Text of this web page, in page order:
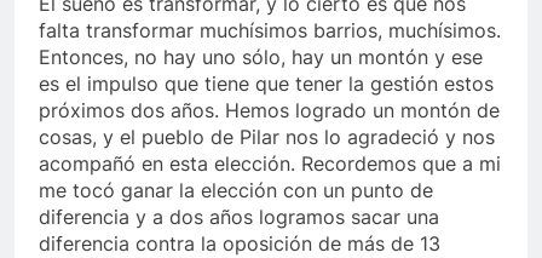
falta transformar muchísimos barrios, muchísimos.
Entonces, no hay uno sólo, hay un montón y ese
es el impulso que tiene que tener la gestión estos
próximos dos años. Hemos logrado un montón de
cosas, y el pueblo de Pilar nos lo agradeció y nos
acompañó en esta elección. Recordemos que a mi
me tocó ganar la elección con un punto de
diferencia y a dos años logramos sacar una
diferencia contra la oposición de más de 13